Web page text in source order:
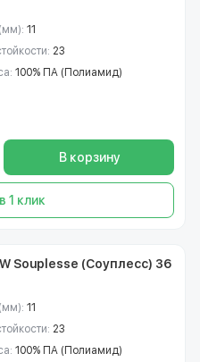
11
23
100% ПА (Полиамид)
В корзину
1 клик
Souplesse (Соуплесс) 36
11
23
100% ПА (Полиамид)